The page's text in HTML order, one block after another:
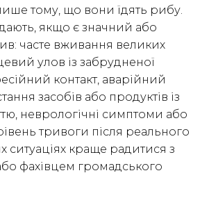
тому, що вони їдять рибу.
якщо є значний або
часте вживання великих
улов із забрудненої
контакт, аварійний
засобів або продуктів із
неврологічні симптоми або
тривоги після реального
ситуаціях краще радитися з
фахівцем громадського